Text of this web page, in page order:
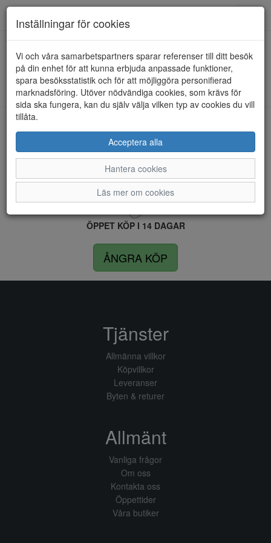
HEM SKECHERS
Kunde inte hitta några artiklar...
LEVERANS INOM 4 DAGAR INOM SVERIGE
FRI FRAKT VID KÖP ÖVER 1.500 KR
ÖPPET KÖP I 14 DAGAR
ÅNGRA KÖP
Inställningar för cookies
Vi och våra samarbetspartners sparar referenser till ditt besök
på din enhet för att kunna erbjuda anpassade funktioner,
spara besöksstatistik och för att möjliggöra personifierad
marknadsföring. Utöver nödvändiga cookies, som krävs för
sida ska fungera, kan du själv välja vilken typ av cookies du vill
tillåta.
Acceptera alla
Hantera cookies
Läs mer om cookies
Tjänster
Allmänna villkor
Köpvillkor
Leveranser
Byten & returer
Allmänt
Vanliga frågor
Om oss
Kontakta oss
Öppettider
Våra butiker